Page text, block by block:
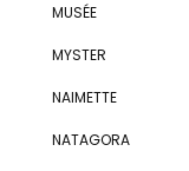
MUSÉE
MYSTER
NAIMETTE
NATAGORA